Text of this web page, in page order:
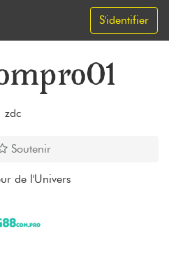
S'identifier
zdc
Soutenir
de l'Univers